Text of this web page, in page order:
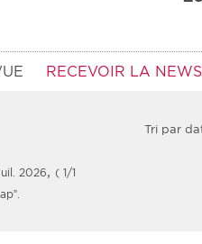
RECEVOIR LA
2026, ( 1/1
Tri par